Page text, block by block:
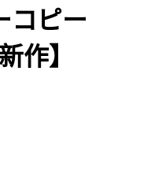
コピー
作】